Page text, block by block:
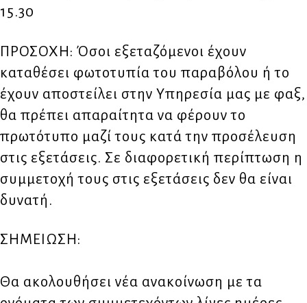
15.30
ΠΡΟΣΟΧΗ: Όσοι εξεταζόμενοι έχουν
καταθέσει φωτοτυπία του παραβόλου ή το
έχουν αποστείλει στην Υπηρεσία μας με φαξ,
θα πρέπει απαραίτητα να φέρουν το
πρωτότυπο μαζί τους κατά την προσέλευση
στις εξετάσεις. Σε διαφορετική περίπτωση η
συμμετοχή τους στις εξετάσεις δεν θα είναι
δυνατή.
ΣΗΜΕΙΩΣΗ:
Θα ακολουθήσει νέα ανακοίνωση με τα